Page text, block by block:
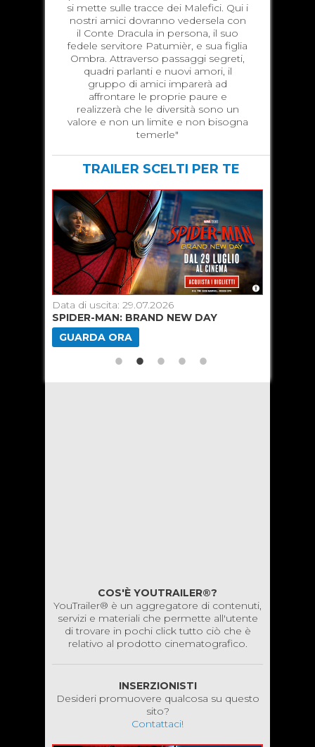
si mette sulle tracce dei Malefici. Qui i
nostri amici dovranno vedersela con
il Conte Dracula in persona, il suo
fedele servitore Patumièr, e sua figlia
Ombra. Attraverso passaggi segreti,
quadri parlanti e nuovi amori, il
gruppo di amici imparerà ad
affrontare le proprie paure e
realizzerà che le diversità sono un
valore e non un limite e non bisogna
temerle"
TRAILER SCELTI PER TE
Data di uscita: 29.07.2026
SPIDER-MAN: BRAND NEW DAY
GUARDA ORA
COS'È YOUTRAILER®?
YouTrailer® è un aggregatore di contenuti,
servizi e materiali che permette all'utente
di trovare in pochi click tutto ciò che è
relativo al prodotto cinematografico.
INSERZIONISTI
Desideri promuovere qualcosa su questo
sito?
Contattaci!